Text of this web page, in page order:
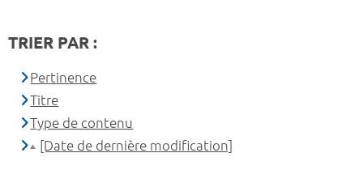
TRIER PAR :
Pertinence
Titre
Type de contenu
[Date de dernière modification]